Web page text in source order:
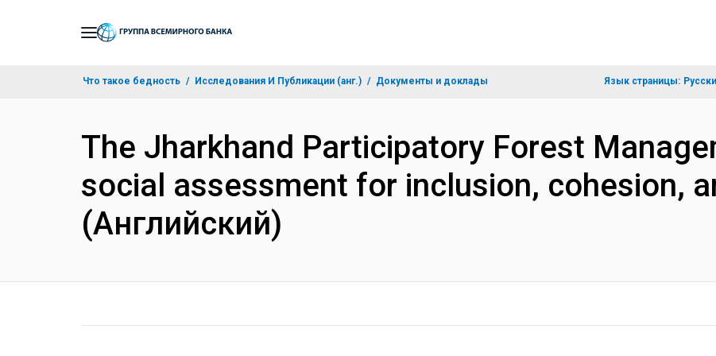
Что такое бедность Исследования И Публикации (анг.) Документы и доклады Язык страницы:
The Jharkhand Participatory Forest
social assessment for inclusion, cohesion,
(Английский)